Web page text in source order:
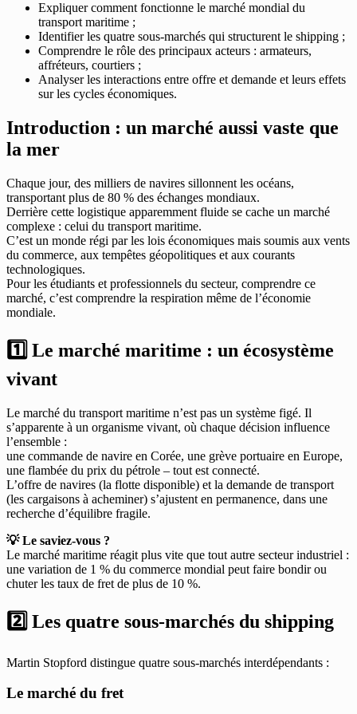
Expliquer comment fonctionne le marché mondial du
transport maritime ;
Identifier les quatre sous-marchés qui structurent le shipping ;
Comprendre le rôle des principaux acteurs : armateurs,
affréteurs, courtiers ;
Analyser les interactions entre offre et demande et leurs effets
sur les cycles économiques.
Introduction : un marché aussi vaste que
la mer
Chaque jour, des milliers de navires sillonnent les océans,
transportant plus de 80 % des échanges mondiaux.
Derrière cette logistique apparemment fluide se cache un marché
complexe : celui du transport maritime.
C’est un monde régi par les lois économiques mais soumis aux vents
du commerce, aux tempêtes géopolitiques et aux courants
technologiques.
Pour les étudiants et professionnels du secteur, comprendre ce
marché, c’est comprendre la respiration même de l’économie
mondiale.
1️⃣ Le marché maritime : un écosystème
vivant
Le marché du transport maritime n’est pas un système figé. Il
s’apparente à un organisme vivant, où chaque décision influence
l’ensemble :
une commande de navire en Corée, une grève portuaire en Europe,
une flambée du prix du pétrole – tout est connecté.
L’offre de navires (la flotte disponible) et la demande de transport
(les cargaisons à acheminer) s’ajustent en permanence, dans une
recherche d’équilibre fragile.
💡 Le saviez-vous ?
Le marché maritime réagit plus vite que tout autre secteur industriel :
une variation de 1 % du commerce mondial peut faire bondir ou
chuter les taux de fret de plus de 10 %.
2️⃣ Les quatre sous-marchés du shipping
Martin Stopford distingue quatre sous-marchés interdépendants :
Le marché du fret